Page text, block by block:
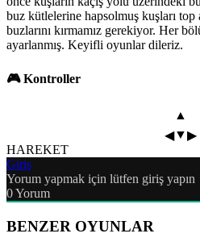
buz kütlelerine hapsolmuş kuşları top
buzlarını kırmamız gerekiyor. Her
ayarlanmış. Keyifli oyunlar dileriz.
🎮 Kontroller
▲
◀▼▶
HAREKET
Giriş
Yorum yapmak için lütfen giriş yapın
0Yorum
BENZER OYUNLAR